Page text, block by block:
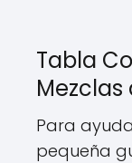
Tabla
Para
pequeña